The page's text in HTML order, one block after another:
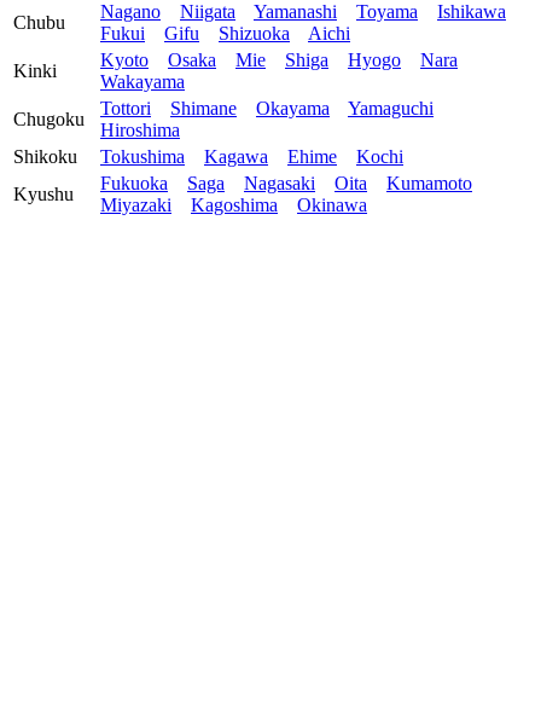
Chubu
Nagano Niigata Yamanashi Toyama
Ishikawa
Fukui
Gifu Shizuoka
Aichi
Kinki
Kyoto Osaka Mie Shiga Hyogo
Nara
Wakayama
Chugoku
Tottori Shimane Okayama
Yamaguchi
Hiroshima
Shikoku
Tokushima Kagawa Ehime
Kochi
Kyushu
Fukuoka Saga Nagasaki Oita
Kumamoto
Miyazaki
Kagoshima Okinawa